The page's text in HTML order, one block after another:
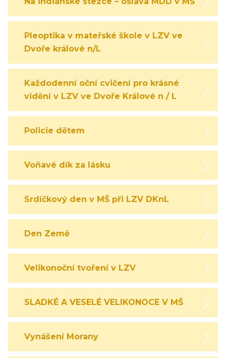
Pleoptika v mateřské škole v LZV ve
Dvoře králové n/L
Každodenní oční cvičení pro krásné
vidění v LZV ve Dvoře Králové n / L
Policie dětem
Voňavé dík za lásku
Srdíčkový den v MŠ při LZV DKnL
Den Země
Velikonoční tvoření v LZV
SLADKÉ A VESELÉ VELIKONOCE V MŠ
Vynášení Morany